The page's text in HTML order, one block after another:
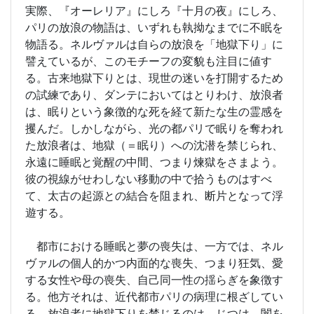
実際、『オーレリア』にしろ『十月の夜』にしろ、
パリの放浪の物語は、いずれも執拗なまでに不眠を
物語る。ネルヴァルは自らの放浪を「地獄下り」に
譬えているが、このモチーフの変貌も注目に値す
る。古来地獄下りとは、現世の迷いを打開するため
の試練であり、ダンテにおいてはとりわけ、放浪者
は、眠りという象徴的な死を経て新たな生の霊感を
攫んだ。しかしながら、光の都パリで眠りを奪われ
た放浪者は、地獄（＝眠り）への沈潜を禁じられ、
永遠に睡眠と覚醒の中間、つまり煉獄をさまよう。
彼の視線がせわしない移動の中で拾うものはすべ
て、太古の起源との結合を阻まれ、断片となって浮
遊する。
都市における睡眠と夢の喪失は、一方では、ネル
ヴァルの個人的かつ内面的な喪失、つまり狂気、愛
する女性や母の喪失、自己同一性の揺らぎを象徴す
る。他方それは、近代都市パリの病理に根ざしてい